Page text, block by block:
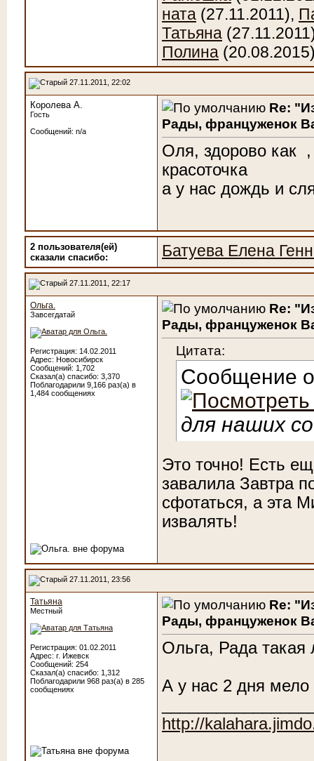
ната (27.11.2011),
Татьяна
Полина
27.11.2011, 22:02
Королева А.
Гость
Сообщений: n/a
Re:
Рады, француженок
Оля, здорово как
красоточка
а у нас дождь и
2 пользователя(ей)
сказали cпасибо:
Батуева Елена
27.11.2011, 22:17
Ольга.
Завсегдатай
Регистрация: 14.02.2011
Адрес: Новосибирск
Сообщений: 1,702
Сказал(а) спасибо: 3,370
Поблагодарили 9,166 раз(а) в
1,484 сообщениях
Re:
Рады, француженок
Цитата:
Сообщение
для наших
Это точно! Есть
завалилаЗавтра
сфотаться, а эта
извалять!
27.11.2011, 23:56
Татьяна
Местный
Регистрация: 01.02.2011
Адрес: г. Ижевск
Сообщений: 254
Сказал(а) спасибо: 1,312
Поблагодарили 968 раз(а) в 285
сообщениях
Re:
Рады, француженок
Ольга, Рада такая
А у нас 2 дня
http://